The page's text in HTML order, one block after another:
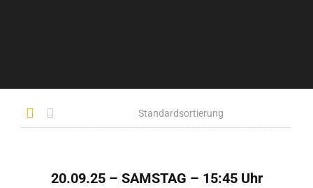
20.09.25 – SAMSTAG – 15:45 Uhr